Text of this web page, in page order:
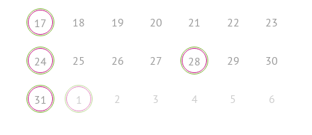
17 18 19 20 21 22 23
24 25 26 27 28 29 30
31 1 2 3 4 5 6